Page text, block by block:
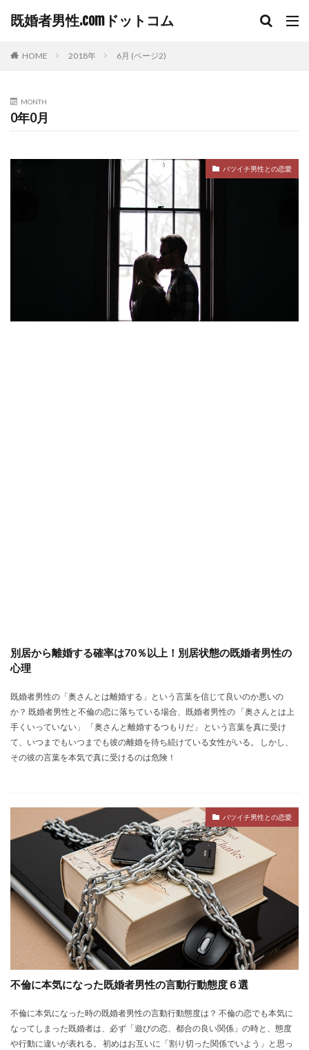
既婚者男性.comドットコム
HOME 2018年 6月 (ページ2)
MONTH
0年0月
バツイチ男性との恋愛
別居から離婚する確率は70％以上！別居状態の既婚者男性の
心理
既婚者男性の「奥さんとは離婚する」という言葉を信じて良いのか悪いの
か？ 既婚者男性と不倫の恋に落ちている場合、既婚者男性の 「奥さんとは上
手くいっていない」 「奥さんと離婚するつもりだ」 という言葉を真に受け
て、いつまでもいつまでも彼の離婚を待ち続けている女性がいる。 しかし、
その彼の言葉を本気で真に受けるのは危険！
バツイチ男性との恋愛
不倫に本気になった既婚者男性の言動行動態度６選
不倫に本気になった時の既婚者男性の言動行動態度は？ 不倫の恋でも本気に
なってしまった既婚者は、必ず「遊びの恋、都合の良い関係」の時と、態度
や行動に違いが表れる。 初めはお互いに「割り切った関係でいよう」と思っ